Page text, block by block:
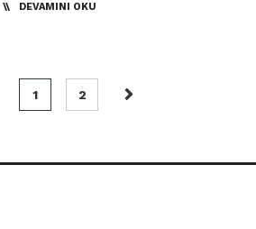
DEVAMINI OKU
1 2